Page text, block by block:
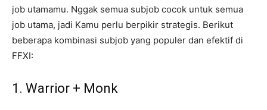
job utamamu. Nggak semua subjob cocok untuk semua
job utama, jadi Kamu perlu berpikir strategis. Berikut
beberapa kombinasi subjob yang populer dan efektif di
FFXI:
1. Warrior + Monk